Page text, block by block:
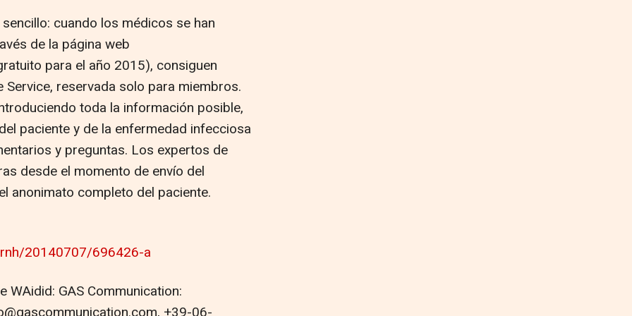
cuando los médicos se han
de la página web
para el año 2015), consiguen
Service, reservada solo para miembros.
toda la información posible,
paciente y de la enfermedad infecciosa
y preguntas. Los expertos de
desde el momento de envío del
anonimato completo del paciente.
20140707/696426-a
WAidid: GAS Communication: